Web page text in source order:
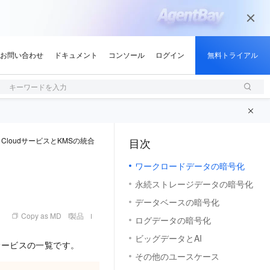
キーワードを入力
サービスとKMSの統合
Copy as MD 製品
ビスの一覧です。
目次
ワークロードデータの暗号化
永続ストレージデータの暗号化
データベースの暗号化
ログデータの暗号化
ビッグデータとAI
その他のユースケース